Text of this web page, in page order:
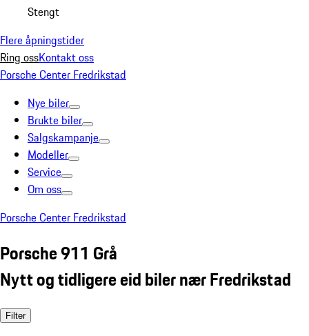
Stengt
Flere åpningstider
Ring ossKontakt oss
Porsche Center Fredrikstad
Nye biler
Brukte biler
Salgskampanje
Modeller
Service
Om oss
Porsche Center Fredrikstad
Porsche 911 Grå
Nytt og tidligere eid biler nær Fredrikstad
Filter